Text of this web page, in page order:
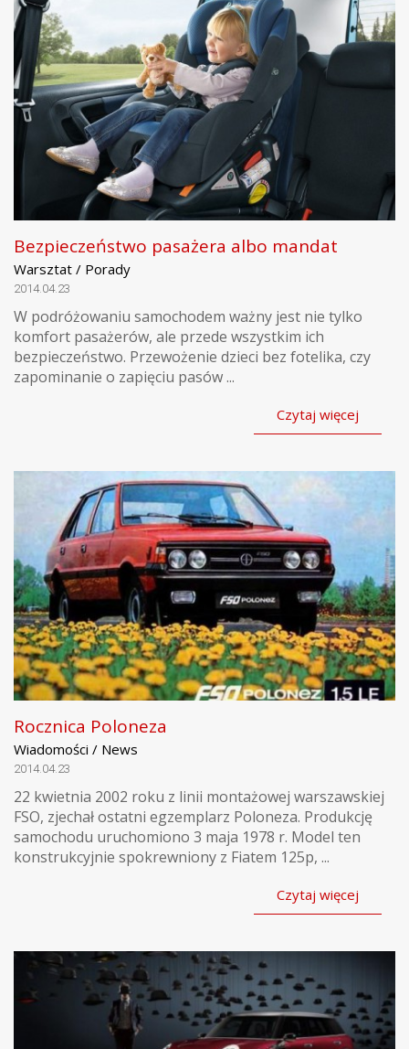
Bezpieczeństwo pasażera albo mandat
Warsztat / Porady
2014.04.23
W podróżowaniu samochodem ważny jest nie tylko
komfort pasażerów, ale przede wszystkim ich
bezpieczeństwo. Przewożenie dzieci bez fotelika, czy
zapominanie o zapięciu pasów ...
Czytaj więcej
Rocznica Poloneza
Wiadomości / News
2014.04.23
22 kwietnia 2002 roku z linii montażowej warszawskiej
FSO, zjechał ostatni egzemplarz Poloneza. Produkcję
samochodu uruchomiono 3 maja 1978 r. Model ten
konstrukcyjnie spokrewniony z Fiatem 125p, ...
Czytaj więcej